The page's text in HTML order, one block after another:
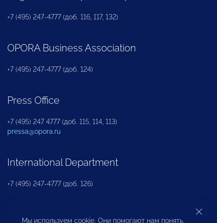
+7 (495) 247-4777 (доб. 116, 117, 132)
OPORA Business Association
+7 (495) 247-4777 (доб. 124)
Press Office
+7 (495) 247 4777 (доб. 115, 114, 113)
pressa@opora.ru
International Department
+7 (495) 247-4777 (доб. 126)
Business and Investment Rights Protection
Мы используем cookie. Они помогают нам понять,